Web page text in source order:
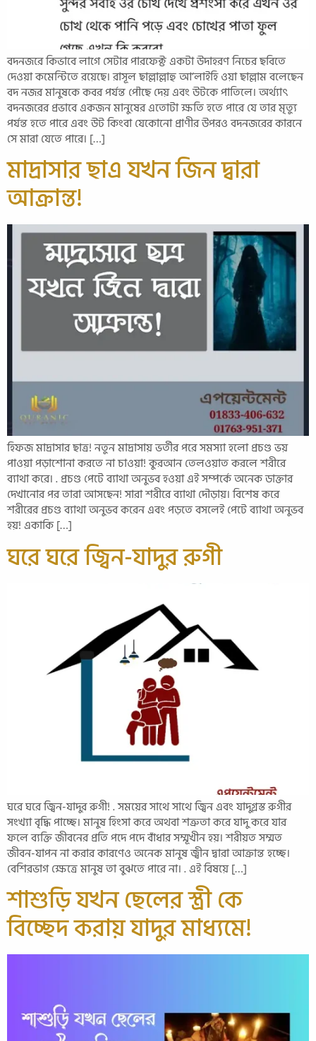
বদনজরে কিভাবে লাগে সেটার পারফেক্ট একটা উদাহরণ নিচের ছবিতে
দেওয়া কমেন্টিতে রয়েছে। রাসূল ছাল্লাল্লাহু আ’লাইহি ওয়া ছাল্লাম বলেছেন
বদ নজর মানুষকে কবর পর্যন্ত পৌছে দেয় এবং উটকে পাতিলে। অর্থ্যাৎ
বদনজরের প্রভাবে একজন মানুষের এতোটা ক্ষতি হতে পারে যে তার মৃত্যু
পর্যন্ত হতে পারে এবং উট কিংবা যেকোনো প্রাণীর উপরও বদনজরের কারনে
সে মারা যেতে পারে। […]
মাদ্রাসার ছাএ যখন জিন দ্বারা
আক্রান্ত!
হিফজ মাদ্রাসার ছাত্র! নতুন মাদ্রাসায় ভর্তীর পরে সমস্যা হলো প্রচণ্ড ভয়
পাওয়া পড়াশোনা করতে না চাওয়া! কুরআন তেলওয়াত করলে শরীরে
ব্যাথা করে। . প্রচণ্ড পেটে ব‍্যাথা অনুভব হওয়া এই সম্পর্কে অনেক ডাক্তার
দেখানোর পর তারা আসছেন! সারা শরীরে ব্যাথা দৌড়ায়। বিশেষ করে
শরীরের প্রচণ্ড ব‍্যাথা অনুভব করেন এবং পড়তে বসলেই পেটে ব‍্যাথা অনুভব
হয়! একাকি […]
ঘরে ঘরে জ্বিন-যাদুর রুগী
ঘরে ঘরে জ্বিন-যাদুর রুগী! . সময়ের সাথে সাথে জ্বিন এবং যাদুগ্রস্ত রুগীর
সংখ্যা বৃদ্ধি পাচ্ছে। মানুষ হিংসা করে অথবা শত্রুতা করে যাদু করে যার
ফলে ব্যক্তি জীবনের প্রতি পদে পদে বাঁধার সম্মূখীন হয়। শরীয়ত সম্মত
জীবন-যাপন না করার কারণেও অনেক মানুষ জ্বীন দ্বারা আক্রান্ত হচ্ছে।
বেশিরভাগ ক্ষেত্রে মানুষ তা বুঝতে পারে না। . এই বিষয়ে […]
শাশুড়ি যখন ছেলের স্ত্রী কে
বিচ্ছেদ করায় যাদুর মাধ‍্যমে!